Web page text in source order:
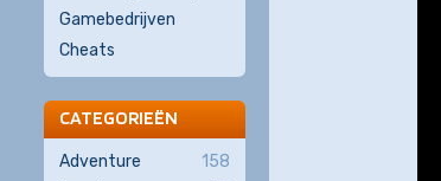
Gamebedrijven
Cheats
CATEGORIEËN
Adventure
158